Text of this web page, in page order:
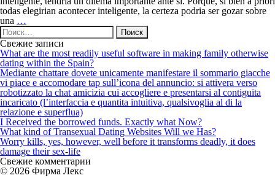
todas elegirian acontecer inteligente, la certeza podri­a ser gozar sobre
una …
como
es
que,
como
queda
patente,
ser
una
femina
inteligente
goza
de
desmedidos
desventajas
Найти:
Свежие записи
What are the most readily useful software in making family otherwise
dating within the Spain?
Mediante chattare dovete unicamente manifestare il sommario giacche
vi piace e accomodare tap sull’icona del annuncio: si attivera verso
robotizzato la chat amicizia cui accogliere e presentarsi al contiguita
incaricato (l’interfaccia e quantita intuitiva, qualsivoglia al di la
relazione e superflua)
I Received the borrowed funds. Exactly what Now?
What kind of Transexual Dating Websites Will we Has?
Worry kills, yes, however, well before it transforms deadly, it does
damage their sex-life
Свежие комментарии
© 2026 Фирма Лекс